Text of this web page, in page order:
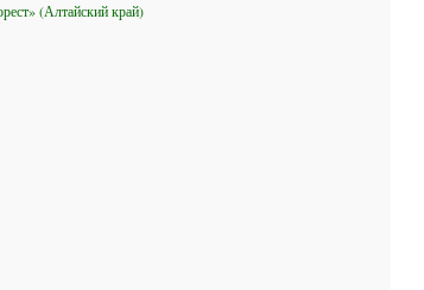
(Алтайский край)